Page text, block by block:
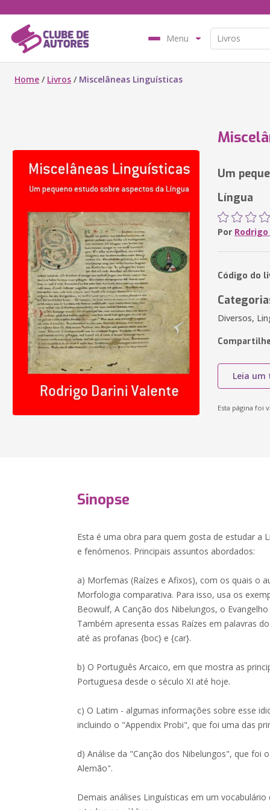
Menu
Home / Livros / Miscelâneas Linguísticas
Um
Língua
Por
Código do
Diversos,
Leia um
Esta página foi
Sinopse
Esta é uma obra para quem gosta de estudar a
e fenómenos. Principais assuntos abordados:
a) Morfemas (Raízes e Afixos), com os quais o
Morfologia comparativa. Para isso, usa os
Beowulf, A Canção dos Nibelungos, o
Também apresenta essas Raízes em palavras
até as profanas {boc} e {car}.
b) O Português Arcaico, em que mostra as
Portuguesa desde o século XI até hoje.
c) O Latim - algumas informações sobre esse
incluindo o "Appendix Probi", que foi uma das
d) Análise da "Canção dos Nibelungos", que foi
Alemão".
Demais análises Linguísticas em um